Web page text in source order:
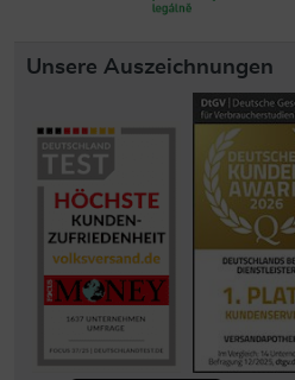
Unsere Auszeichnungen